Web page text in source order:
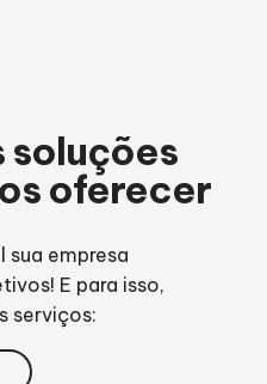
soluções
oferecer
sua empresa
E para isso,
serviços: